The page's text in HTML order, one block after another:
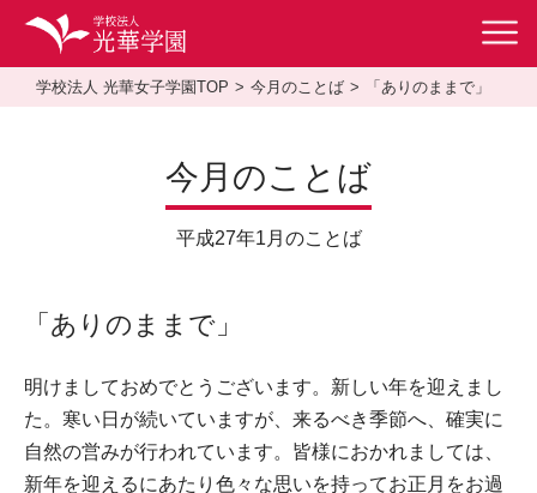
学校法人 光華女子学園TOP 今月のことば 「ありのままで」
今月のことば
平成27年1月のことば
「ありのままで」
明けましておめでとうございます。新しい年を迎えまし
た。寒い日が続いていますが、来るべき季節へ、確実に
自然の営みが行われています。皆様におかれましては、
新年を迎えるにあたり色々な思いを持ってお正月をお過